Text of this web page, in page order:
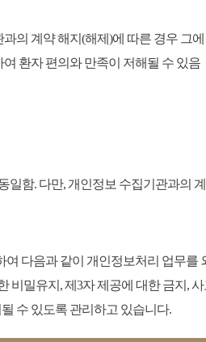
의 계약 해지(해제)에 따른 경우 그
환자 편의와 만족이 저해될 수 있음
함. 다만, 개인정보 수집기관과의
다음과 같이 개인정보처리 업무를
밀유지, 제3자 제공에 대한 금지,
수 있도록 관리하고 있습니다.